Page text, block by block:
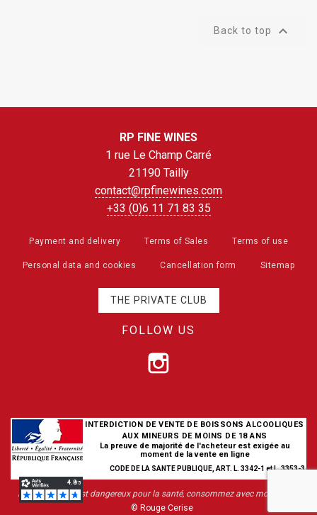
Back to top 
RP FINE WINES
1 rue Le Champ Carré
21190 Tailly
contact@rpfinewines.com
+33 (0)6 11 71 83 35
Payment and delivery Terms of Sales Terms of use
Personal data and cookies Cancellation form Sitemap
THE PRIVATE CLUB
FOLLOW US
INTERDICTION DE VENTE DE BOISSONS ALCOOLIQUES
AUX MINEURS DE MOINS DE 18 ANS
La preuve de majorité de l'acheteur est exigée au
moment de la vente en ligne
CODE DE LA SANTE PUBLIQUE, ART. L. 3342-1 et L. 3353-3
L’abus d’alcool est dangereux pour la santé, consommez avec modération
© Rouge Cerise